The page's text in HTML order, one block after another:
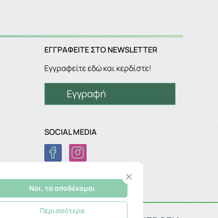
ΕΓΓΡΑΦΕΊΤΕ ΣΤΟ NEWSLETTER
Εγγραφείτε εδώ και κερδίστε!
Εγγραφή
SOCIAL MEDIA
Ναι, τα αποδέχομαι
Περισσότερα